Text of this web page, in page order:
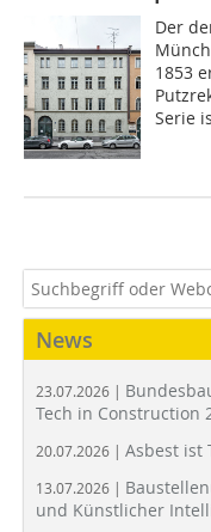
Der
1853
Serie
News
23.07.2026 |
Tech in Construction
20.07.2026 | Asbest ist
13.07.2026 |
und Künstlicher